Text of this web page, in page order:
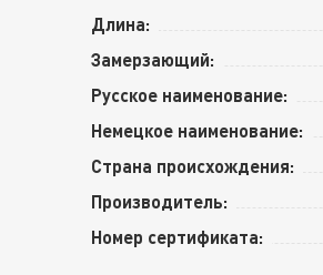
Длина:
Замерзающий:
Русское наименование:
Немецкое наименование:
Страна происхождения:
Производитель:
Номер сертификата: